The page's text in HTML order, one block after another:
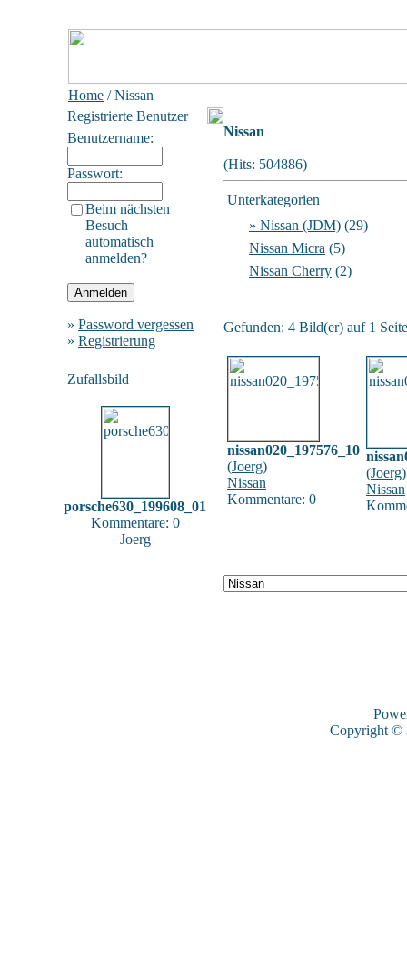
Home / Nissan
Registrierte Benutzer
Benutzername:
Passwort:
Beim nächsten
Besuch
automatisch
anmelden?
» Password vergessen
» Registrierung
Zufallsbild
porsche630_199608_01
Kommentare: 0
Joerg
Nissan
(Hits: 504886)
Unterkategorien
» Nissan (JDM) (29)
Nissan Micra (5)
Nissan Cherry (2)
Gefunden: 4 Bild(er) auf 1
nissan020_197576_10
(Joerg)
Nissan
Kommentare: 0
(Joerg)
Nissan
Copyright ©